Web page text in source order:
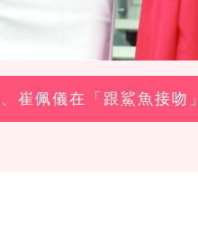
崔佩儀在「跟鯊魚接吻